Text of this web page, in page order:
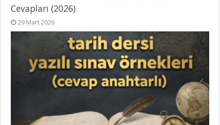
Cevapları (2026)
29 Mart 2026